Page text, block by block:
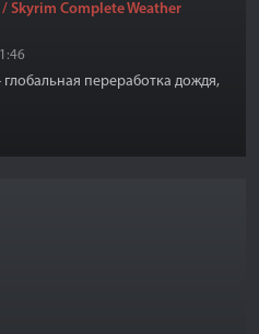
Skyrim Complete Weather
переработка дождя,